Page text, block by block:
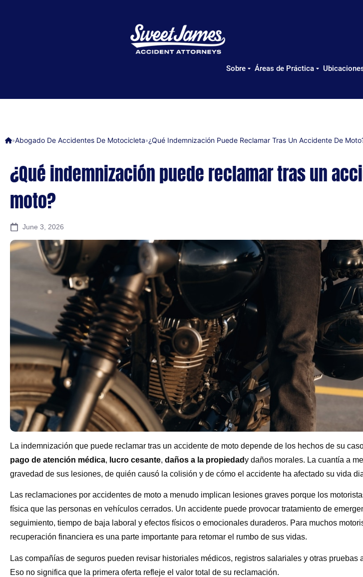
Sobre Áreas de Práctica
»Abogado De Accidentes De Motocicleta»¿Qué Indemnización Puede Reclamar Tras Un Accidente De
¿Qué indemnización puede reclamar tras un
moto?
June 3, 2026
La indemnización que puede reclamar tras un accidente de moto depende de los hechos de su
pago de atención médica, lucro cesante, daños a la propiedady daños morales. La cuantía a
gravedad de sus lesiones, de quién causó la colisión y de cómo el accidente ha afectado su vida
Las reclamaciones por accidentes de moto a menudo implican lesiones graves porque los
física que las personas en vehículos cerrados. Un accidente puede provocar tratamiento de
seguimiento, tiempo de baja laboral y efectos físicos o emocionales duraderos. Para muchos
recuperación financiera es una parte importante para retomar el rumbo de sus vidas.
Las compañías de seguros pueden revisar historiales médicos, registros salariales y otras pruebas
Eso no significa que la primera oferta refleje el valor total de su reclamación.